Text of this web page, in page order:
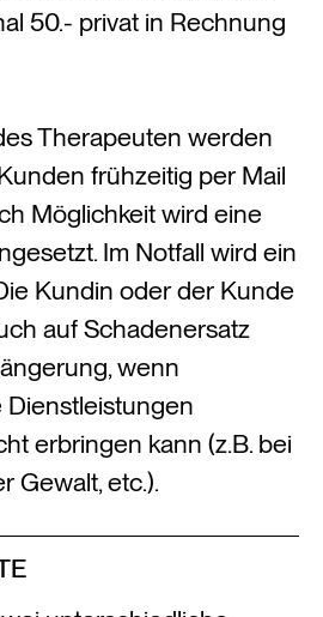
50.- privat in Rechnung
Therapeuten werden
frühzeitig per Mail
Möglichkeit wird eine
Im Notfall wird ein
Kundin oder der Kunde
auf Schadenersatz
wenn
erbringen kann (z.B. bei
Gewalt, etc.).